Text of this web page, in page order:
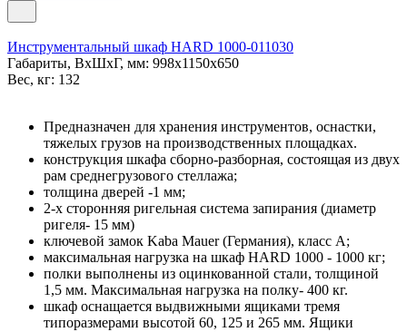
Инструментальный шкаф HARD 1000-011030
Габариты, ВxШxГ, мм: 998x1150x650
Вес, кг: 132
Предназначен для хранения инструментов, оснастки,
тяжелых грузов на производственных площадках.
конструкция шкафа сборно-разборная, состоящая из двух
рам среднегрузового стеллажа;
толщина дверей -1 мм;
2-х сторонняя ригельная система запирания (диаметр
ригеля- 15 мм)
ключевой замок Kaba Mauer (Германия), класс A;
максимальная нагрузка на шкаф HARD 1000 - 1000 кг;
полки выполнены из оцинкованной стали, толщиной
1,5 мм. Максимальная нагрузка на полку- 400 кг.
шкаф оснащается выдвижными ящиками тремя
типоразмерами высотой 60, 125 и 265 мм. Ящики